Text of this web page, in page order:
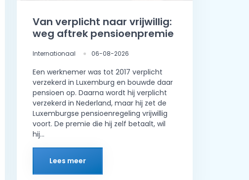
Van verplicht naar vrijwillig:
weg aftrek pensioenpremie
Internationaal 06-08-2026
Een werknemer was tot 2017 verplicht
verzekerd in Luxemburg en bouwde daar
pensioen op. Daarna wordt hij verplicht
verzekerd in Nederland, maar hij zet de
Luxemburgse pensioenregeling vrijwillig
voort. De premie die hij zelf betaalt, wil
hij...
Lees meer